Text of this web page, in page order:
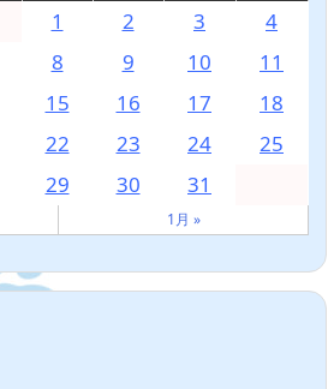
1
2 3
4
8 9 10
11
15 16 17
18
22 23 24
25
29 30 31
1月 »